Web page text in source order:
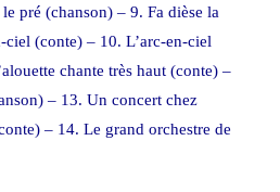
pré (chanson) – 9. Fa dièse la
ciel (conte) – 10. L’arc-en-ciel
chante très haut (conte) –
– 13. Un concert chez
– 14. Le grand orchestre de